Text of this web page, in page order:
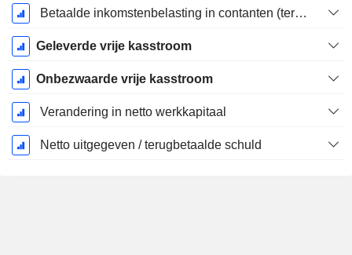
Betaalde inkomstenbelasting in contanten (teruggave)
Geleverde vrije kasstroom
Onbezwaarde vrije kasstroom
Verandering in netto werkkapitaal
Netto uitgegeven / terugbetaalde schuld